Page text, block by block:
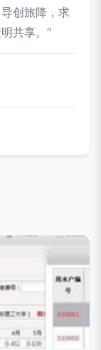
创旅降，求
共享。”